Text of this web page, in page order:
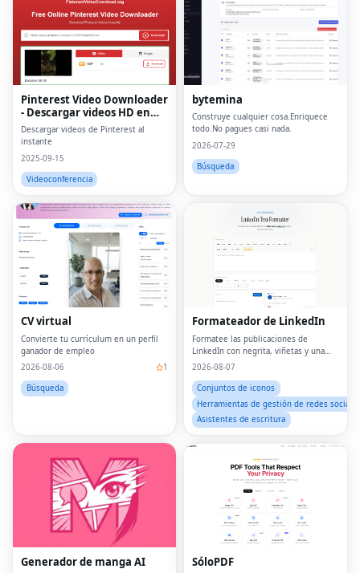
Pinterest Video Downloader
- Descargar videos HD en
línea
Descargar videos de Pinterest al
instante
2025-09-15
Videoconferencia
bytemina
Construye cualquier cosa.Enriquece
todo.No pagues casi nada.
2026-07-29
Búsqueda
CV virtual
Convierte tu currículum en un perfil
ganador de empleo
2026-08-06
1
Búsqueda
Formateador de LinkedIn
Formatee las publicaciones de
LinkedIn con negrita, viñetas y una
estructura clara en segundos
2026-08-07
Conjuntos de iconos
Herramientas de gestión de redes
Asistentes de escritura
Generador de manga AI SóloPDF